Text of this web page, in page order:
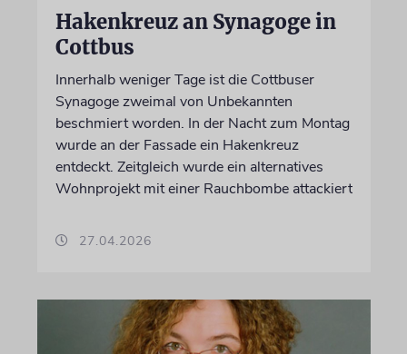
Hakenkreuz an Synagoge in
Cottbus
Innerhalb weniger Tage ist die Cottbuser
Synagoge zweimal von Unbekannten
beschmiert worden. In der Nacht zum Montag
wurde an der Fassade ein Hakenkreuz
entdeckt. Zeitgleich wurde ein alternatives
Wohnprojekt mit einer Rauchbombe attackiert
27.04.2026